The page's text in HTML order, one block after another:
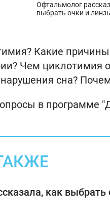
Офтальмолог
выбрать очки и
Какие
Чем циклотимия
сна?
в программе
как выбрать